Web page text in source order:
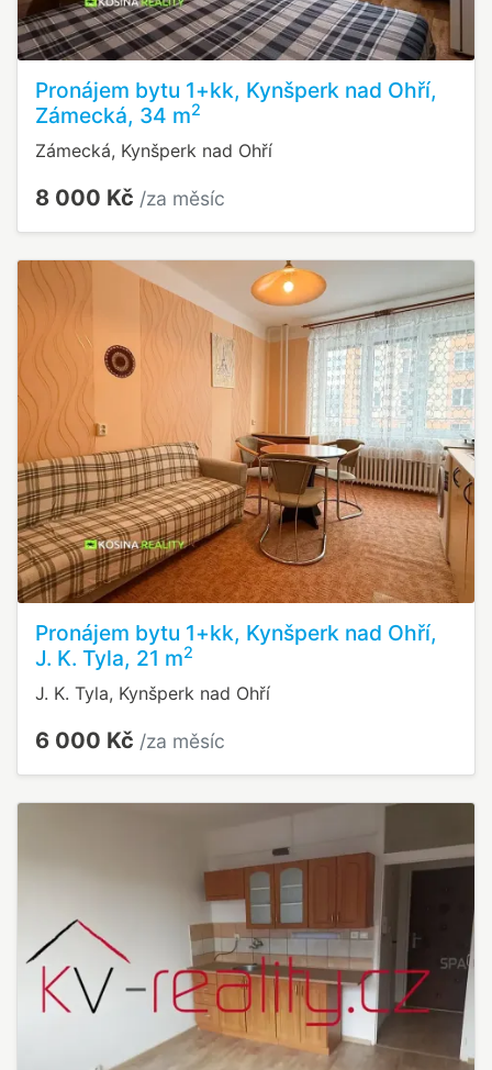
Pronájem bytu 1+kk, Kynšperk nad Ohří,
Zámecká, 34 m2
Zámecká, Kynšperk nad Ohří
8 000 Kč /za měsíc
Pronájem bytu 1+kk, Kynšperk nad Ohří,
J. K. Tyla, 21 m2
J. K. Tyla, Kynšperk nad Ohří
6 000 Kč /za měsíc